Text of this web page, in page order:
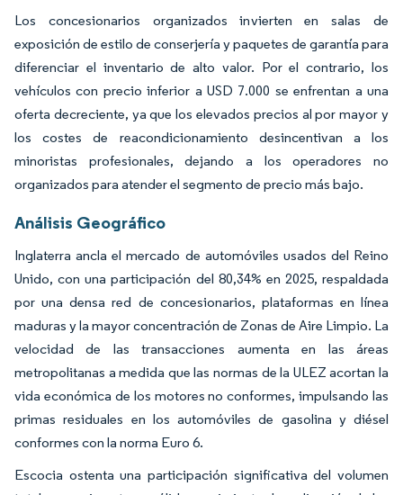
Los concesionarios organizados invierten en salas de
exposición de estilo de conserjería y paquetes de garantía para
diferenciar el inventario de alto valor. Por el contrario, los
vehículos con precio inferior a USD 7.000 se enfrentan a una
oferta decreciente, ya que los elevados precios al por mayor y
los costes de reacondicionamiento desincentivan a los
minoristas profesionales, dejando a los operadores no
organizados para atender el segmento de precio más bajo.
Análisis Geográfico
Inglaterra ancla el mercado de automóviles usados del Reino
Unido, con una participación del 80,34% en 2025, respaldada
por una densa red de concesionarios, plataformas en línea
maduras y la mayor concentración de Zonas de Aire Limpio. La
velocidad de las transacciones aumenta en las áreas
metropolitanas a medida que las normas de la ULEZ acortan la
vida económica de los motores no conformes, impulsando las
primas residuales en los automóviles de gasolina y diésel
conformes con la norma Euro 6.
Escocia ostenta una participación significativa del volumen